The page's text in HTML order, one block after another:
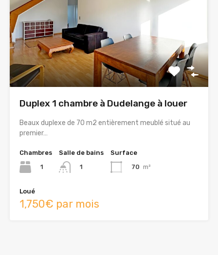
Duplex 1 chambre à Dudelange à louer
Beaux duplexe de 70 m2 entièrement meublé situé au
premier…
Chambres
1
Salle de bains
1
Surface
70 m²
Loué
1,750€ par mois